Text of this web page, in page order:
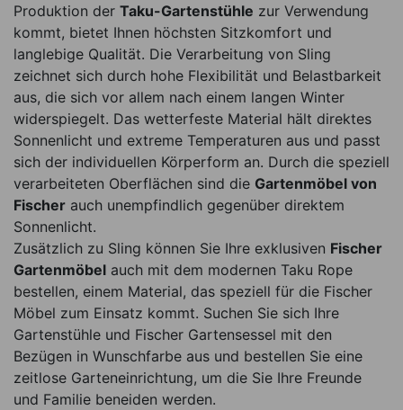
Produktion der Taku-Gartenstühle zur Verwendung
kommt, bietet Ihnen höchsten Sitzkomfort und
langlebige Qualität. Die Verarbeitung von Sling
zeichnet sich durch hohe Flexibilität und Belastbarkeit
aus, die sich vor allem nach einem langen Winter
widerspiegelt. Das wetterfeste Material hält direktes
Sonnenlicht und extreme Temperaturen aus und passt
sich der individuellen Körperform an. Durch die speziell
verarbeiteten Oberflächen sind die Gartenmöbel von
Fischer auch unempfindlich gegenüber direktem
Sonnenlicht.
Zusätzlich zu Sling können Sie Ihre exklusiven Fischer
Gartenmöbel auch mit dem modernen Taku Rope
bestellen, einem Material, das speziell für die Fischer
Möbel zum Einsatz kommt. Suchen Sie sich Ihre
Gartenstühle und Fischer Gartensessel mit den
Bezügen in Wunschfarbe aus und bestellen Sie eine
zeitlose Garteneinrichtung, um die Sie Ihre Freunde
und Familie beneiden werden.